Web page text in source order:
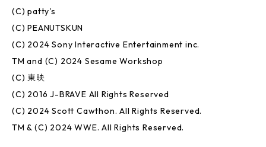
(C) patty's
(C) PEANUTSKUN
(C) 2024 Sony Interactive Entertainment inc.
TM and (C) 2024 Sesame Workshop
(C) 東映
(C) 2016 J-BRAVE All Rights Reserved
(C) 2024 Scott Cawthon. All Rights Reserved.
TM & (C) 2024 WWE. All Rights Reserved.